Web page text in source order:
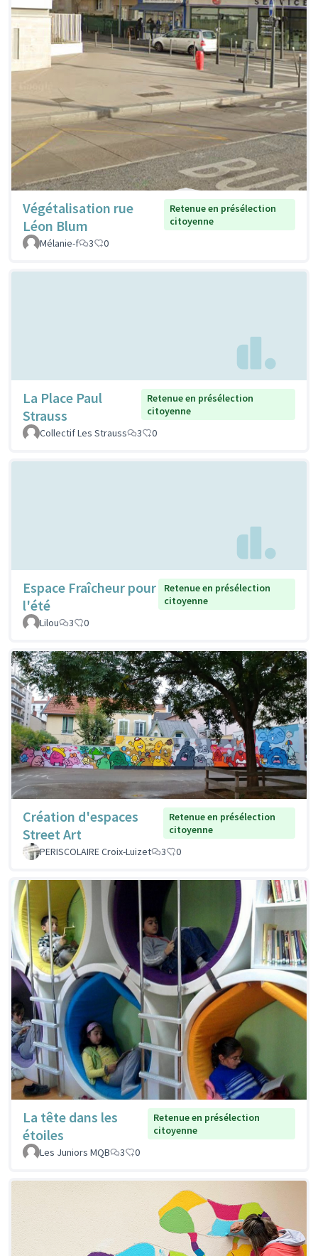
Végétalisation rue
Léon Blum
Retenue en présélection
citoyenne
Mélanie-f
3 0
La Place Paul
Strauss
Retenue en présélection
citoyenne
Collectif Les Strauss
3 0
Espace Fraîcheur pour
l'été
Retenue en présélection
citoyenne
Lilou
3 0
Création d'espaces
Street Art
Retenue en présélection
citoyenne
PERISCOLAIRE Croix-Luizet
3 0
La tête dans les
étoiles
Retenue en présélection
citoyenne
Les Juniors MQB
3 0